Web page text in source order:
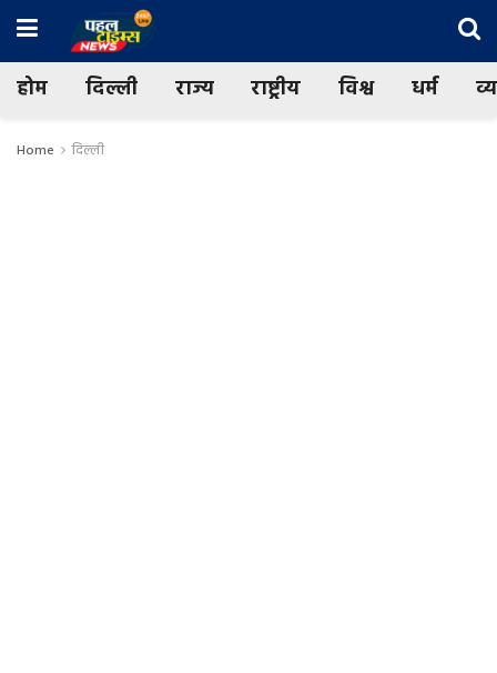
होम दिल्ली राज्य राष्ट्रीय विश्व धर्म
Home दिल्ली